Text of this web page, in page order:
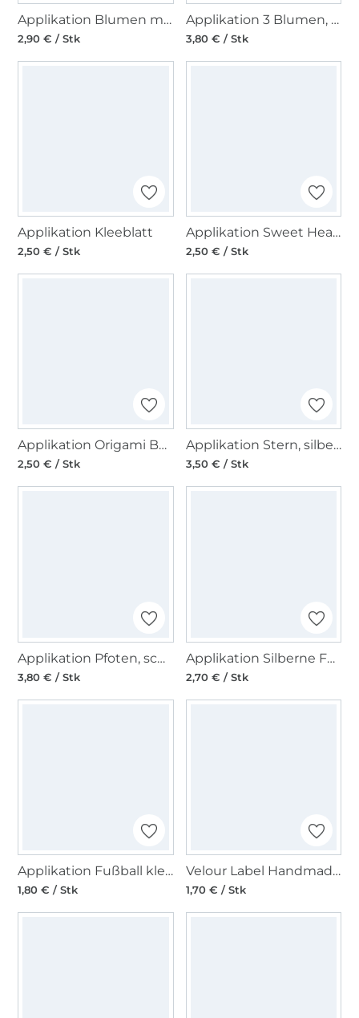
Applikation Blumen mit Strass
2,90 € / Stk
Applikation 3 Blumen, weiss
3,80 € / Stk
Applikation Kleeblatt
2,50 € / Stk
Applikation Sweet Heart
2,50 € / Stk
Applikation Origami Boot
2,50 € / Stk
Applikation Stern, silber, Glitzer
3,50 € / Stk
Applikation Pfoten, schwarz/weiss
3,80 € / Stk
Applikation Silberne Feder, grau
2,70 € / Stk
Applikation Fußball klein 3,6 cm
1,80 € / Stk
Velour Label Handmade with Love Rechteck, hellblau
1,70 € / Stk